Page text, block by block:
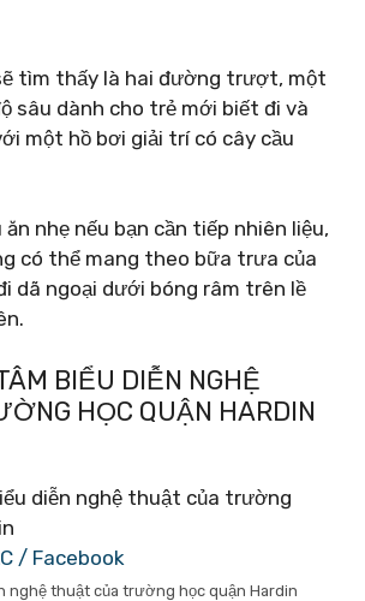
tìm thấy là hai đường trượt, một
sâu dành cho trẻ mới biết đi và
một hồ bơi giải trí có cây cầu
ăn nhẹ nếu bạn cần tiếp nhiên liệu,
có thể mang theo bữa trưa của
dã ngoại dưới bóng râm trên lề
BIỂU DIỄN NGHỆ
HỌC QUẬN HARDIN
/ Facebook
nghệ thuật của trường học quận Hardin